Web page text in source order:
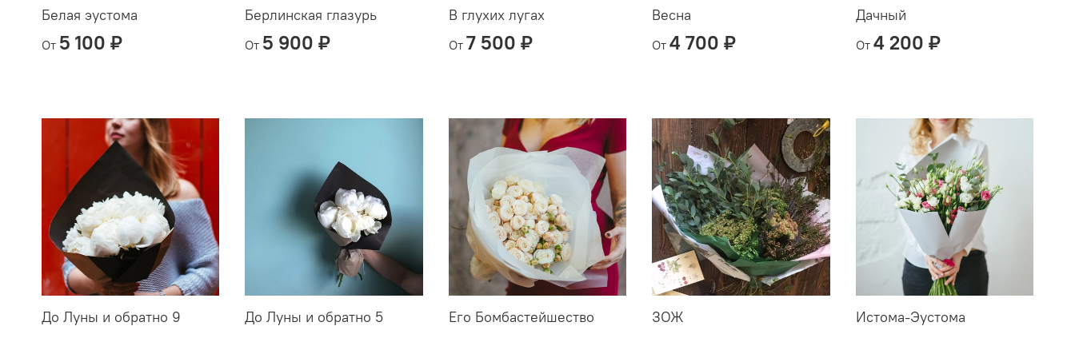
Белая эустома
От 5 100 ₽
Берлинская глазурь
От 5 900 ₽
В глухих лугах
От 7 500 ₽
Весна
От 4 700 ₽
Дачный
От 4 200 ₽
До Луны и обратно 9 До Луны и обратно 5 Его Бомбастейшество ЗОЖ Истома-Эустома